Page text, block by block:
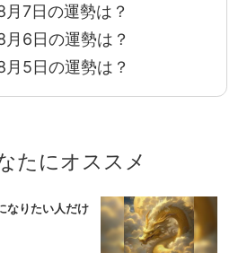
月7日の運勢は？
月6日の運勢は？
月5日の運勢は？
たにオススメ
なりたい人だけ